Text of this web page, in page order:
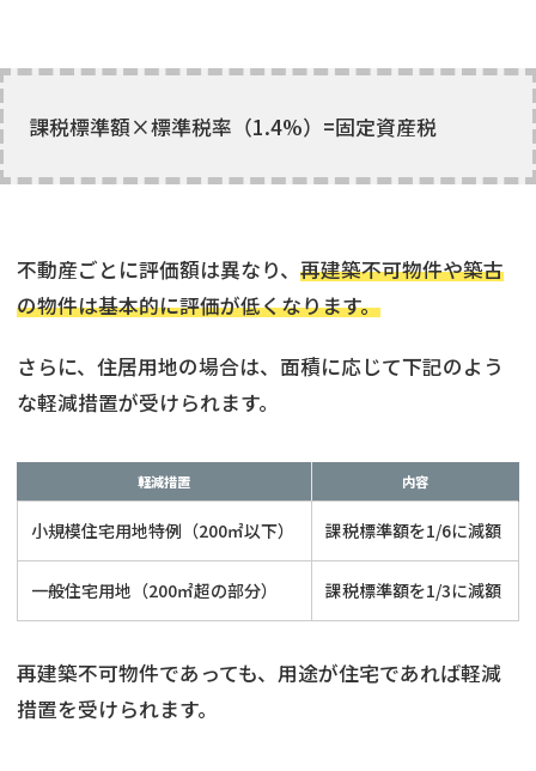
課税標準額×標準税率（1.4%）=固定資産税
不動産ごとに評価額は異なり、 再建築不可物件や築古
の物件は基本的に評価が低くなります。
さらに、住居用地の場合は、面積に応じて下記のよう
な軽減措置が受けられます。
軽減措置 内容
小規模住宅用地特例（200㎡以下） 課税標準額を1/6に減額
一般住宅用地（200㎡超の部分） 課税標準額を1/3に減額
再建築不可物件であっても、用途が住宅であれば軽減
措置を受けられます。